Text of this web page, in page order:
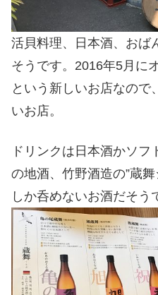
活貝料理、日本酒、おば
そうです。2016年5月に
という新しいお店なので
いお店。
ドリンクは日本酒かソ
の地酒、竹野酒造の”蔵
しか呑めないお酒だそう